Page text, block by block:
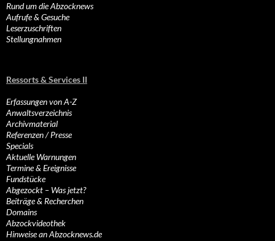
Rund um die Abzocknews
Aufrufe & Gesuche
Leserzuschriften
Stellungnahmen
Ressorts & Services II
Erfassungen von A-Z
Anwaltsverzeichnis
Archivmaterial
Referenzen / Presse
Specials
Aktuelle Warnungen
Termine & Ereignisse
Fundstücke
Abgezockt – Was jetzt?
Beiträge & Recherchen
Domains
Abzockvideothek
Hinweise an Abzocknews.de